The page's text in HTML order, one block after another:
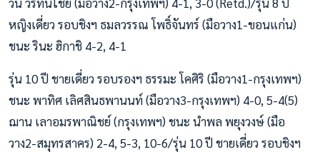
หญิงเดี่ยว รอบชิงฯ ธมลวรรณ โพธิ์จันทร์ (มือวาง1-ขอนแก่น)
ชนะ รินะ ฮิกาชิ 4-2, 4-1
รุ่น 10 ปี ชายเดี่ยว รอบรองฯ ธรรมะ โคศิริ (มือวาง1-กรุงเทพฯ)
ชนะ พาทิศ เลิศสินธพานนท์ (มือวาง3-กรุงเทพฯ) 4-0, 5-4(5)
ฌาน เลาอมรพาณิชย์ (กรุงเทพฯ) ชนะ นำพล พยุงวงษ์ (มือ
วาง2-สมุทรสาคร) 2-4, 5-3, 10-6/รุ่น 10 ปี ชายเดี่ยว รอบชิงฯ